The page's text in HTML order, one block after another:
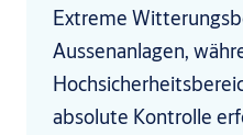
Extreme
Aussenanlagen,
absolute Kontrolle